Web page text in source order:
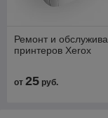
Ремонт и
принтеров Xerox
от 25 руб.